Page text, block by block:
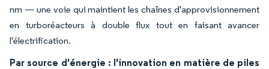
nm — une voie qui maintient les chaînes d'approvisionnement
en turboréacteurs à double flux tout en faisant avancer
l'électrification.
Par source d'énergie : l'innovation en matière de piles